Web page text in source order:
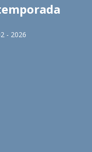
- 2026